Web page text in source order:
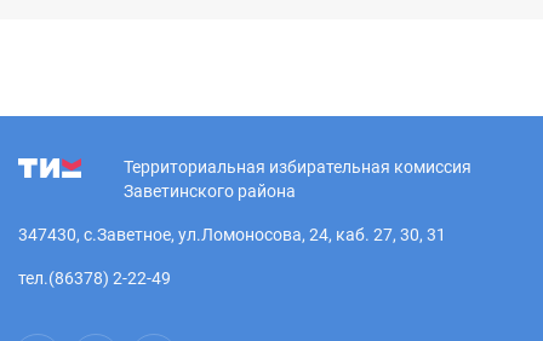
Территориальная избирательная комиссия
Заветинского района
347430, с.Заветное, ул.Ломоносова, 24, каб. 27, 30, 31
тел.(86378) 2-22-49